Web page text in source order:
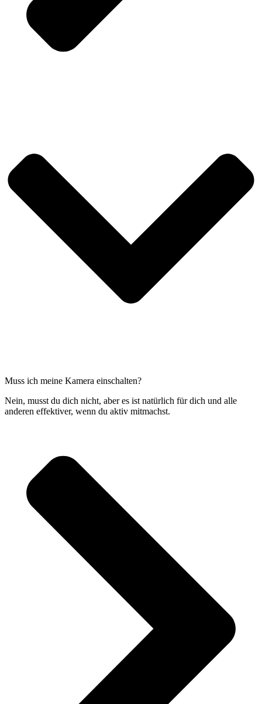
Muss ich meine Kamera einschalten?
Nein, musst du dich nicht, aber es ist natürlich für dich und alle
anderen effektiver, wenn du aktiv mitmachst.